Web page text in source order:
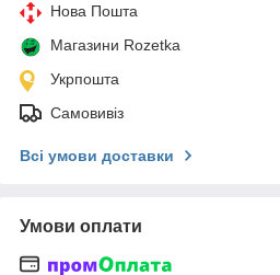
Нова Пошта
Магазини Rozetka
Укрпошта
Самовивіз
Всі умови доставки
Умови оплати